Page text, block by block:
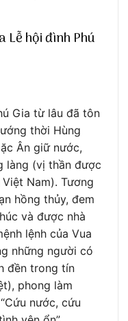
Lễ hội đình Phú
Gia từ lâu đã tôn
thời Hùng
Ân giữ nước,
làng (vị thần được
Nam). Tương
hồng thủy, đem
và được nhà
lệnh của Vua
những người có
đền trong tín
phong làm
nước, cứu